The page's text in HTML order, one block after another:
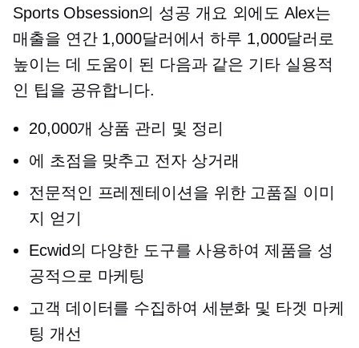
Sports Obsession의 성공 개요 외에도 Alex는
매출을 연간 1,000달러에서 하루 1,000달러로
높이는 데 도움이 된 다음과 같은 기타 실용적
인 팁을 공유합니다.
20,000개 상품 관리 및 정리
에 초점을 맞추고 전자 상거래
전문적인 프레젠테이션을 위한 고품질 이미
지 얻기
Ecwid의 다양한 도구를 사용하여 제품을 성
공적으로 마케팅
고객 데이터를 수집하여 세분화 및 타겟 마케
팅 개선